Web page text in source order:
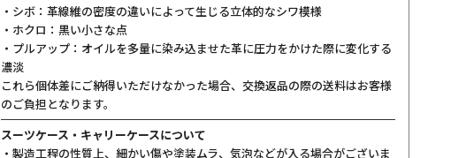
・シボ：革線維の密度の違いによって生じる立体的なシワ模様
・ホクロ：黒い小さな点
・プルアップ：オイルを多量に染み込ませた革に圧力をかけた際に変化する
濃淡
これら個体差にご納得いただけなかった場合、交換返品の際の送料はお客様
のご負担となります。
スーツケース・キャリーケースについて
・製造工程の性質上、細かい傷や塗装ムラ、気泡などが入る場合がございま